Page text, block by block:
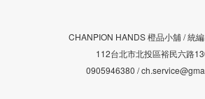
CHANPION HANDS 橙品小舖 /統編
112台北市北投區裕民六路
0905946380 /